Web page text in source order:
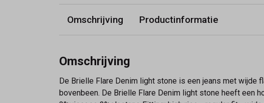
Omschrijving Productinformatie
Omschrijving
De Brielle Flare Denim light stone is een jeans met wijde
bovenbeen. De Brielle Flare Denim light stone heeft een